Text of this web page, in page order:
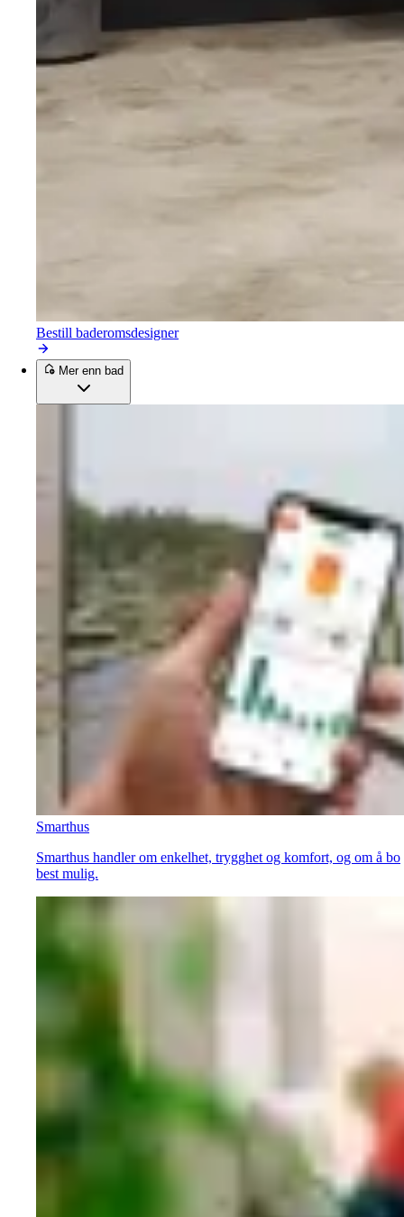
Bestill baderomsdesigner
Mer enn bad
Smarthus
Smarthus handler om enkelhet, trygghet og komfort, og om å bo
best mulig.